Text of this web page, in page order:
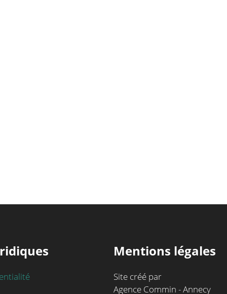
Mentions légales
Site créé par
Agence Commin - Annecy